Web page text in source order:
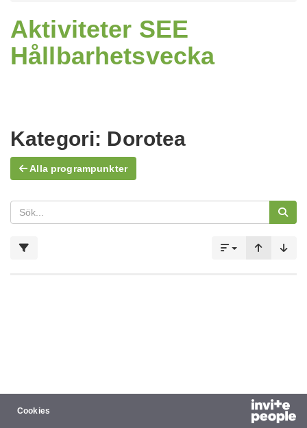
Aktiviteter SEE
Hållbarhetsvecka
Kategori: Dorotea
Alla programpunkter
Cookies